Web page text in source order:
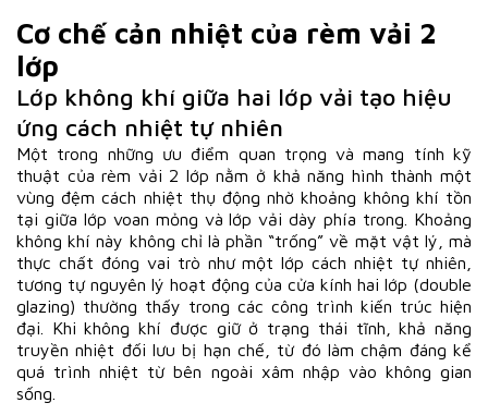
Cơ chế cản nhiệt của rèm vải 2
lớp
Lớp không khí giữa hai lớp vải tạo hiệu
ứng cách nhiệt tự nhiên
Một trong những ưu điểm quan trọng và mang tính kỹ
thuật của rèm vải 2 lớp nằm ở khả năng hình thành một
vùng đệm cách nhiệt thụ động nhờ khoảng không khí tồn
tại giữa lớp voan mỏng và lớp vải dày phía trong. Khoảng
không khí này không chỉ là phần “trống” về mặt vật lý, mà
thực chất đóng vai trò như một lớp cách nhiệt tự nhiên,
tương tự nguyên lý hoạt động của cửa kính hai lớp (double
glazing) thường thấy trong các công trình kiến trúc hiện
đại. Khi không khí được giữ ở trạng thái tĩnh, khả năng
truyền nhiệt đối lưu bị hạn chế, từ đó làm chậm đáng kể
quá trình nhiệt từ bên ngoài xâm nhập vào không gian
sống.